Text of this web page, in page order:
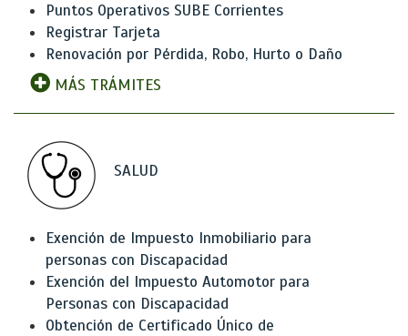
Puntos Operativos SUBE Corrientes
Registrar Tarjeta
Renovación por Pérdida, Robo, Hurto o Daño
MÁS TRÁMITES
SALUD
Exención de Impuesto Inmobiliario para
personas con Discapacidad
Exención del Impuesto Automotor para
Personas con Discapacidad
Obtención de Certificado Único de